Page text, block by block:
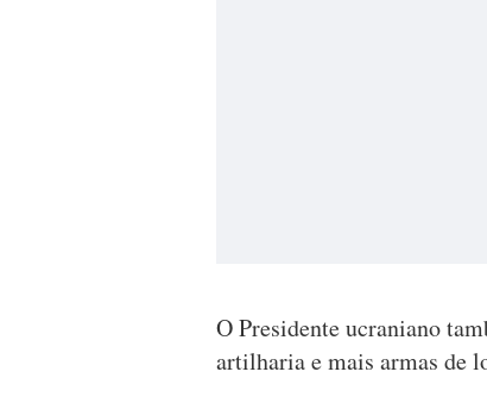
O Presidente ucraniano
artilharia e mais armas de